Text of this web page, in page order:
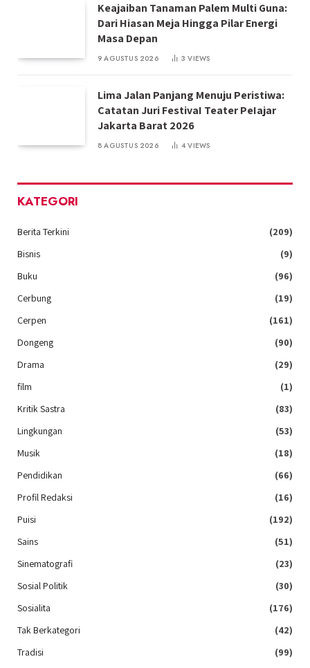
Keajaiban Tanaman Palem Multi Guna:
Dari Hiasan Meja Hingga Pilar Energi
Masa Depan
9 AGUSTUS 2026 3VIEWS
Lima Jalan Panjang Menuju Peristiwa:
Catatan Juri FestivaI Teater PeIajar
Jakarta Barat 2026
8 AGUSTUS 2026 4VIEWS
KATEGORI
Berita Terkini
(209)
Bisnis
(9)
Buku
(96)
Cerbung
(19)
Cerpen
(161)
Dongeng
(90)
Drama
(29)
film
(1)
Kritik Sastra
(83)
Lingkungan
(53)
Musik
(18)
Pendidikan
(66)
Profil Redaksi
(16)
Puisi
(192)
Sains
(51)
Sinematografi
(23)
Sosial Politik
(30)
Sosialita
(176)
Tak Berkategori
(42)
Tradisi
(99)